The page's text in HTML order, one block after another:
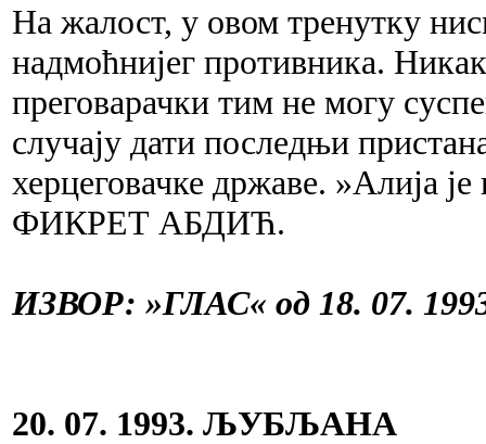
На жалост, у овом тренутку
надмоћнијег противника.
преговарачки тим не могу
случају дати последњи
херцеговачке државе. »Алија
ФИКРЕТ АБДИЋ.
ИЗВОР: »ГЛАС« од 18. 07.
20. 07. 1993. ЉУБЉАНА